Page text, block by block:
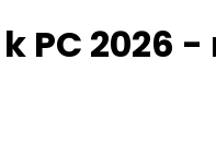
PC 2026 -